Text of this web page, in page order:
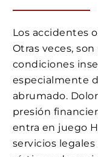
Los accidentes
Otras veces,
condiciones
especialmente
abrumado.
presión
entra en juego
servicios